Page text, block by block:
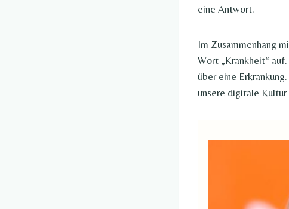
eine Antwort.
Im Zusammenhang
Wort „Krankheit“
über eine
unsere digitale Kultur